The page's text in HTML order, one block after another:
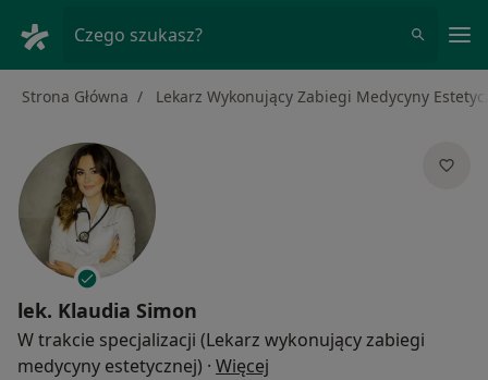
Czego szukasz?
Strona Główna Lekarz Wykonujący Zabiegi Medycyny
lek. Klaudia Simon
W trakcie specjalizacji (Lekarz wykonujący zabiegi
medycyny estetycznej) · Więcej